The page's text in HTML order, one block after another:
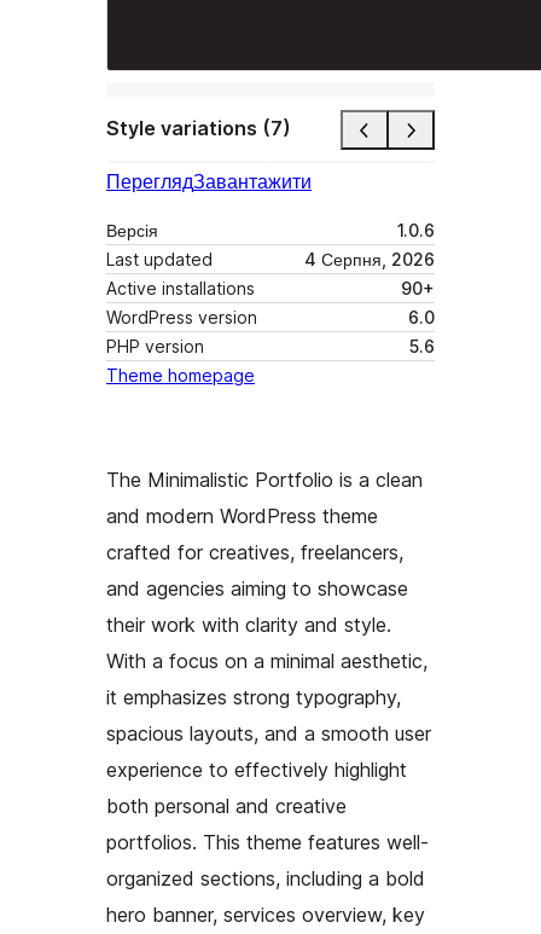
Style variations (7)
ПереглядЗавантажити
Версія
1.0.6
Last updated
4 Серпня, 2026
Active installations
90+
WordPress version
6.0
PHP version
5.6
Theme homepage
The Minimalistic Portfolio is a clean
and modern WordPress theme
crafted for creatives, freelancers,
and agencies aiming to showcase
their work with clarity and style.
With a focus on a minimal aesthetic,
it emphasizes strong typography,
spacious layouts, and a smooth user
experience to effectively highlight
both personal and creative
portfolios. This theme features well-
organized sections, including a bold
hero banner, services overview, key